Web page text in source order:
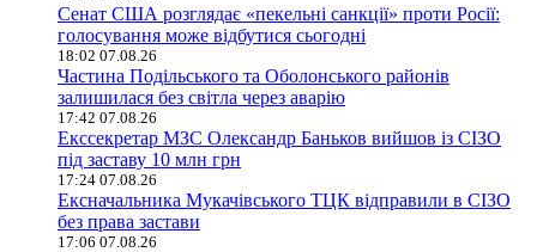
Сенат США розглядає «пекельні санкції» проти Росії:
голосування може відбутися сьогодні
18:02 07.08.26
Частина Подільського та Оболонського районів
залишилася без світла через аварію
17:42 07.08.26
Екссекретар МЗС Олександр Баньков вийшов із СІЗО
під заставу 10 млн грн
17:24 07.08.26
Ексначальника Мукачівського ТЦК відправили в СІЗО
без права застави
17:06 07.08.26